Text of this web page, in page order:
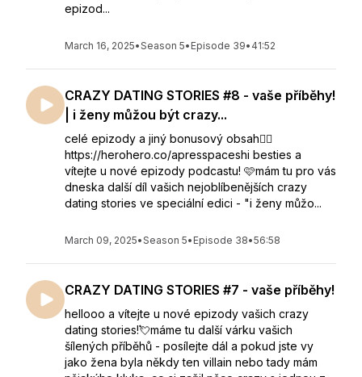
epizod...
March 16, 2025•Season 5• Episode 39• 41:52
CRAZY DATING STORIES #8 - vaše příběhy!
| i ženy můžou být crazy...
celé epizody a jiný bonusový obsah👇🏻
https://herohero.co/apresspaceshi besties a
vítejte u nové epizody podcastu! 🩷mám tu pro vás
dneska další díl vašich nejoblíbenějších crazy
dating stories ve speciální edici - "i ženy můžo...
March 09, 2025•Season 5• Episode 38•56:58
CRAZY DATING STORIES #7 - vaše příběhy!
hellooo a vítejte u nové epizody vašich crazy
dating stories!💘máme tu další várku vašich
šílených příběhů - posílejte dál a pokud jste vy
jako žena byla někdy ten villain nebo tady mám